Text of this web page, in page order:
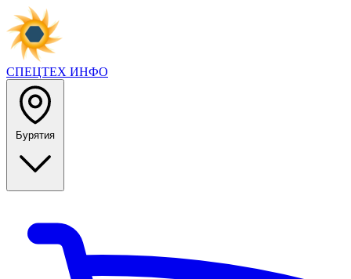
СПЕЦТЕХ ИНФО
Бурятия